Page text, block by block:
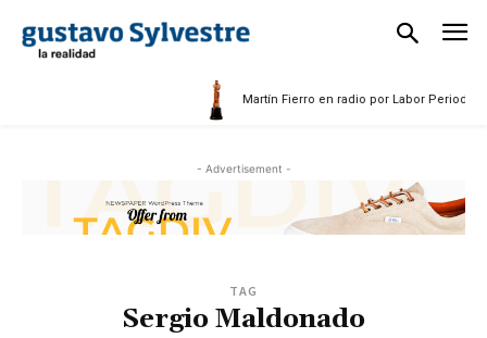
Martín Fierro en radio por Labor
- Advertisement -
TAG
Sergio Maldonado